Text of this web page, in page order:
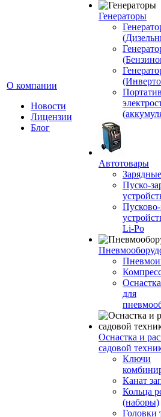
О компании
Новости
Лицензии
Блог
Генераторы
Автотовары
Пуско-
Li-Po
для
Оснастка и
садовой
Ключи
Канат
Кольца
(наборы)
Головки